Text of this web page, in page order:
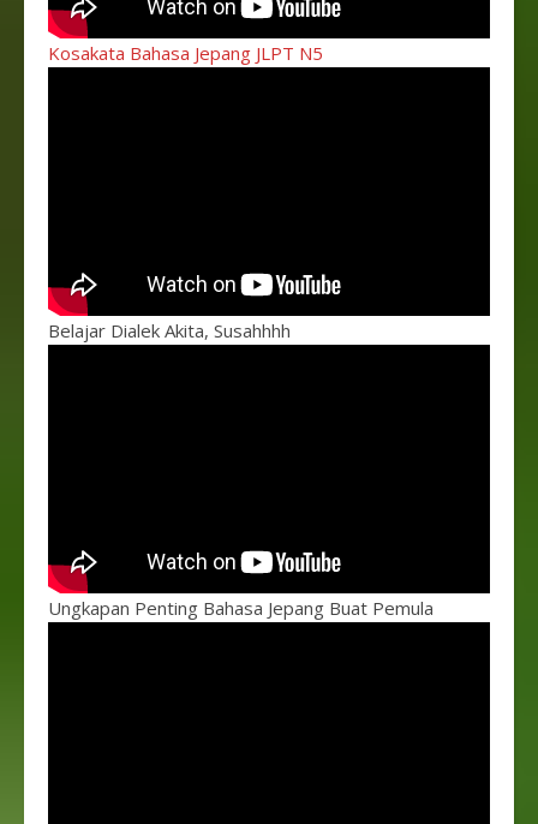
Kosakata Bahasa Jepang JLPT N5
Belajar Dialek Akita, Susahhhh
Ungkapan Penting Bahasa Jepang Buat Pemula